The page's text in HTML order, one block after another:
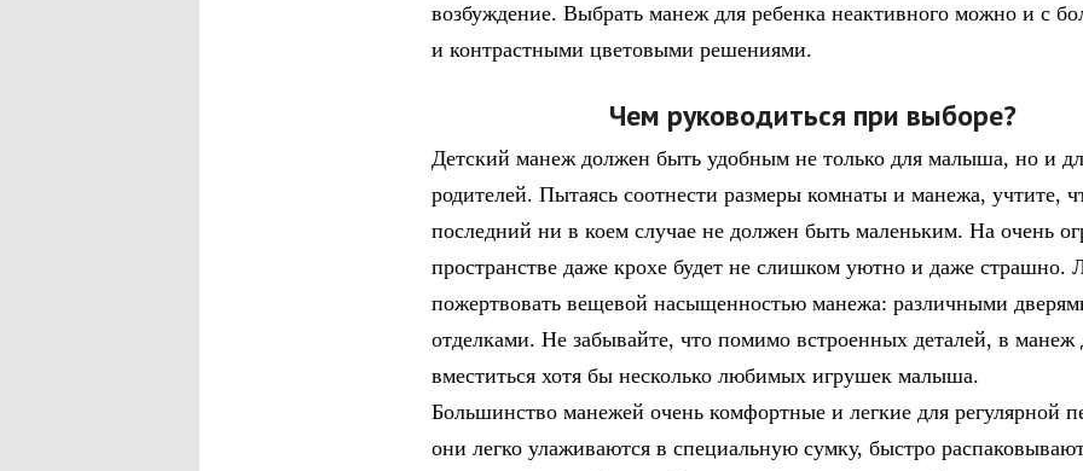
возбуждение. Выбрать манеж для ребенка неактивного можно и с
и контрастными цветовыми решениями.
Чем руководиться при выборе?
Детский манеж должен быть удобным не только для малыша, но и
родителей. Пытаясь соотнести размеры комнаты и манежа, учтите,
последний ни в коем случае не должен быть маленьким. На очень
пространстве даже крохе будет не слишком уютно и даже страшно.
пожертвовать вещевой насыщенностью манежа: различными
отделками. Не забывайте, что помимо встроенных деталей, в
вместиться хотя бы несколько любимых игрушек малыша.
Большинство манежей очень комфортные и легкие для регулярной
они легко улаживаются в специальную сумку, быстро